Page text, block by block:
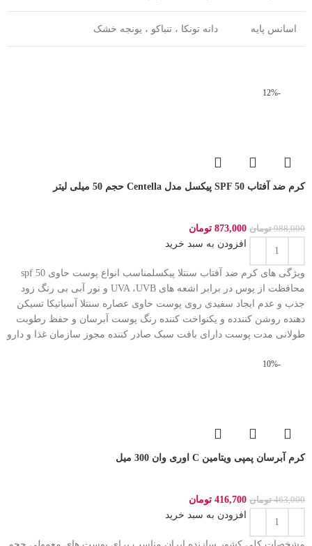
اسانس پایه دانه تونکا ، تنباکو ، یونجه خشک
-12%
کرم ضد آفتاب SPF 50 پیکسل مدل Centella حجم 50 میلی لیتر
988,000 تومان 873,000 تومان
افزودن به سبد خرید
ویژگی های کرم ضد آفتاب سنتلا پیکسلمناسب انواع پوست حاوی spf 50
محافظت از پوس در برابر اشعه های UVA ،UVB و نور آبی بی رنگ زود
جذب و عدم ایجاد سفیدی روی پوست حاوی عصاره سنتلا آسیاتیکا تسیکن
دهنده روشن کنندده و یکنواخت کننده رنگ پوست آبرسان و حفظ رطوبت
طولانی مدت پوست دارای بافت سبک صادر کننده مجوز سازمان غذا و دارو
-10%
کرم آبرسان پمپی ویتامین C اوری وان 300 میل
463,000 تومان 416,700 تومان
افزودن به سبد خرید